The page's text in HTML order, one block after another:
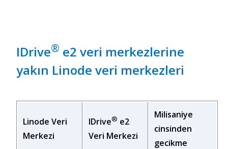
IDrive® e2 veri merkezlerine
yakın Linode veri merkezleri
Linode Veri
Merkezi
IDrive® e2
Veri Merkezi
Milisaniye
cinsinden
gecikme